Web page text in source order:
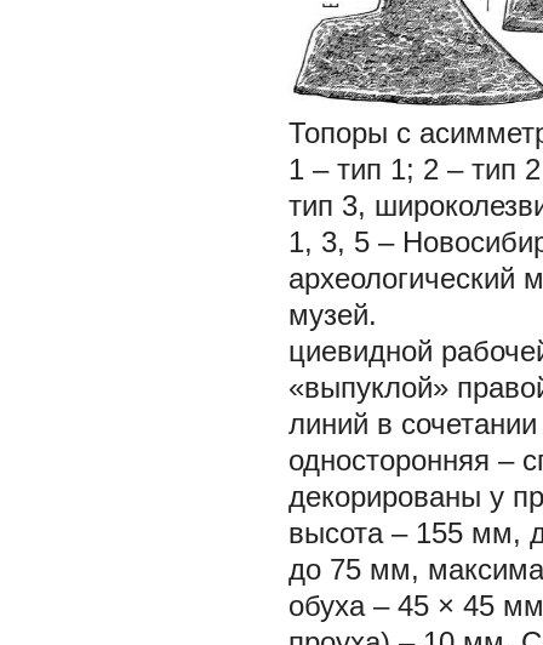
Топоры с
1 – тип 1; 2 – тип
тип 3,
1, 3, 5 –
археологический
музей.
циевидной
«выпуклой»
линий в
односторонняя –
декорированы у
высота – 155 мм,
до 75 мм,
обуха – 45 × 45